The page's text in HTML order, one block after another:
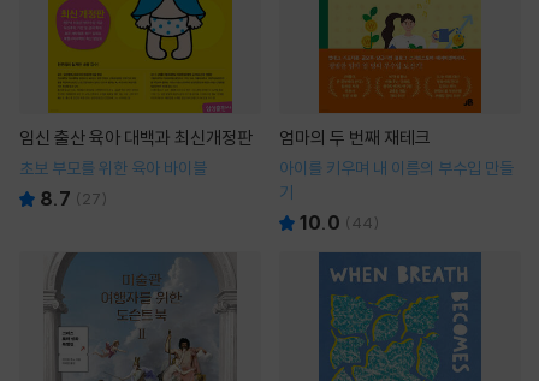
임신 출산 육아 대백과 최신개정판
초보 부모를 위한 육아 바이블
8.7 ( 27)
엄마의 두 번째 재테크
아이를 키우며 내 이름의 부수입 만들
기
10.0 (44)